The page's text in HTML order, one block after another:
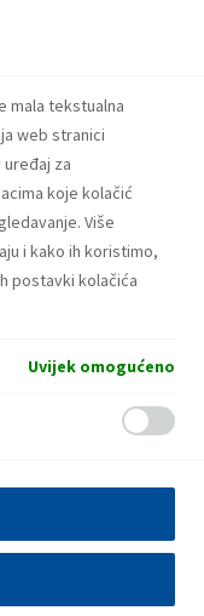
mala tekstualna
web stranici
za
koje kolačić
Više
i kako ih koristimo,
postavki kolačića
Uvijek omogućeno